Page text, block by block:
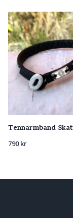
Tennarmband
790kr